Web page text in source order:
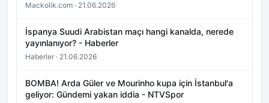
Mackolik.com · 21.06.2026
İspanya Suudi Arabistan maçı hangi kanalda, nerede
yayınlanıyor? - Haberler
Haberler · 21.06.2026
BOMBA! Arda Güler ve Mourinho kupa için İstanbul'a
geliyor: Gündemi yakan iddia - NTVSpor